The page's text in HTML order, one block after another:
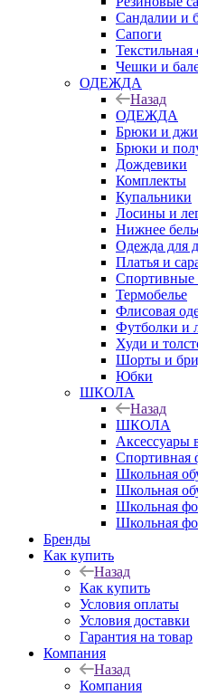
Сандалии и
Сапоги
Текстильная
Чешки и
ОДЕЖДА
Назад
ОДЕЖДА
Брюки и
Брюки и
Дождевики
Комплекты
Купальники
Лосины и
Нижнее
Одежда для
Платья и
Термобелье
Флисовая
Футболки и
Худи и
Шорты и
Юбки
ШКОЛА
Назад
ШКОЛА
Аксессуары
Спортивная
Школьная
Школьная
Школьная
Школьная
Бренды
Как купить
Назад
Как купить
Условия оплаты
Условия доставки
Гарантия на товар
Компания
Назад
Компания